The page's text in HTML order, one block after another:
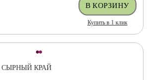
Купить в 1 клик
СЫРНЫЙ КРАЙ